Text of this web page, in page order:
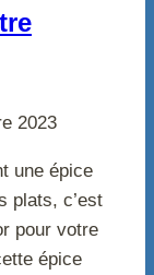
2023
une épice
plats, c’est
pour votre
épice